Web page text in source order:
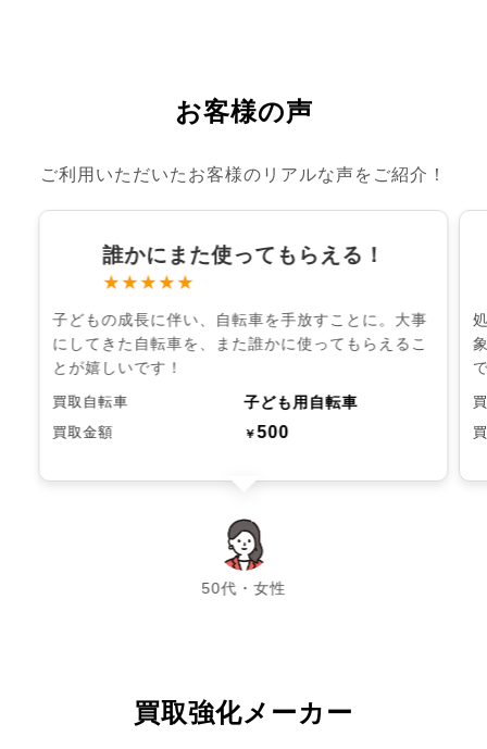
お客様の声
ご利用いただいたお客様のリアルな声をご紹介！
誰かにまた使ってもらえる！
★★★★★
子どもの成長に伴い、自転車を手放すことに。大事
にしてきた自転車を、また誰かに使ってもらえるこ
とが嬉しいです！
買取自転車 子ども用自転車
買取金額 ￥500
50代・女性
chevron_left chevron_right
買取強化メーカー